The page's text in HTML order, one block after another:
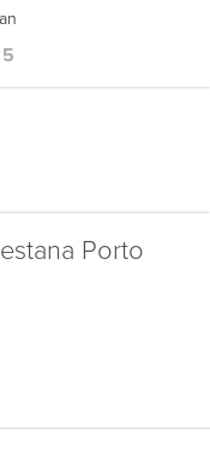
Porto